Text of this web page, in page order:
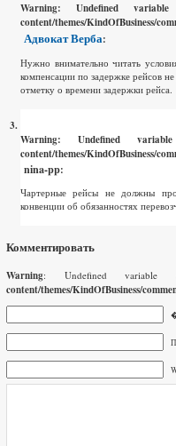
Warning: Undefined
content/themes/KindOfBusiness/
Адвокат Верба:
Нужно внимательно читать
компенсации по задержке рейсов
отметку о времени задержки рейса.
Warning: Undefined
content/themes/KindOfBusiness/
nina-pp:
Чартерные рейсы не должны
конвенции об обязанностях
Комментировать
Warning: Undefined
content/themes/KindOfBusiness/